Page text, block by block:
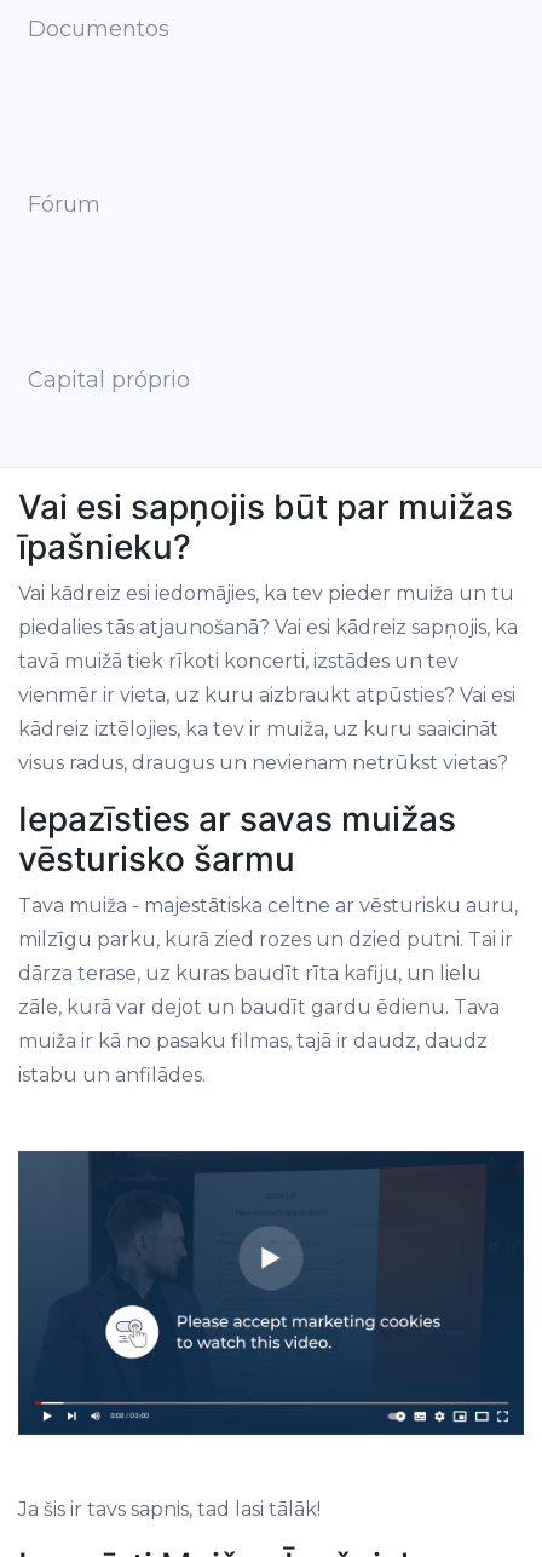
Documentos
Fórum
Capital próprio
Vai esi sapņojis būt par muižas
īpašnieku?
Vai kādreiz esi iedomājies, ka tev pieder muiža un tu
piedalies tās atjaunošanā? Vai esi kādreiz sapņojis, ka
tavā muižā tiek rīkoti koncerti, izstādes un tev
vienmēr ir vieta, uz kuru aizbraukt atpūsties? Vai esi
kādreiz iztēlojies, ka tev ir muiža, uz kuru saaicināt
visus radus, draugus un nevienam netrūkst vietas?
Iepazīsties ar savas muižas
vēsturisko šarmu
Tava muiža - majestātiska celtne ar vēsturisku auru,
milzīgu parku, kurā zied rozes un dzied putni. Tai ir
dārza terase, uz kuras baudīt rīta kafiju, un lielu
zāle, kurā var dejot un baudīt gardu ēdienu. Tava
muiža ir kā no pasaku filmas, tajā ir daudz, daudz
istabu un anfilādes.
Ja šis ir tavs sapnis, tad lasi tālāk!